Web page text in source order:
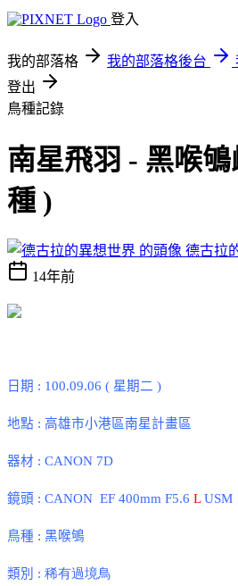
登入
我的部落格 我的部落格後台
登出
鳥種記錄
南星飛羽 - 黑喉鴝
種 )
德古拉
14年前
日期 : 100.09.06 ( 星期二 )
地點 : 高雄市小港區南星計畫區
器材 : CANON 7D
鏡頭 : CANON EF 400mm F5.6 LUSM
鳥種 : 黑喉鴝
類別 : 稀有過境鳥